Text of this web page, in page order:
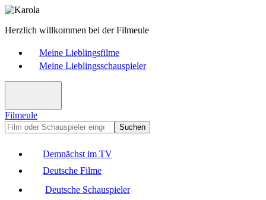
Herzlich willkommen bei der Filmeule
Meine Lieblingsfilme
Meine Lieblingsschauspieler
Filmeule
Suchen
Demnächst im TV
Deutsche Filme
Deutsche Schauspieler